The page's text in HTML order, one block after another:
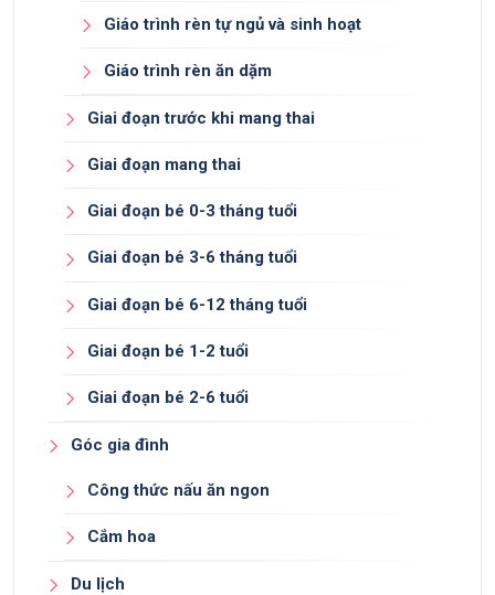
Giáo trình rèn tự ngủ và sinh hoạt
Giáo trình rèn ăn dặm
Giai đoạn trước khi mang thai
Giai đoạn mang thai
Giai đoạn bé 0-3 tháng tuổi
Giai đoạn bé 3-6 tháng tuổi
Giai đoạn bé 6-12 tháng tuổi
Giai đoạn bé 1-2 tuổi
Giai đoạn bé 2-6 tuổi
Góc gia đình
Công thức nấu ăn ngon
Cắm hoa
Du lịch